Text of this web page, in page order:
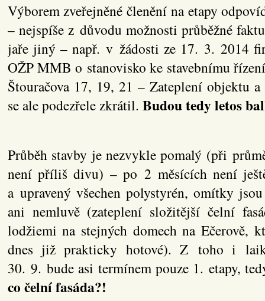
Výborem zveřejněné členění na etapy
– nejspíše z důvodu možnosti průběžné
jaře jiný – např. v žádosti ze 17. 3. 2014
OŽP MMB o stanovisko ke stavebnímu
Štouračova 17, 19, 21 – Zateplení objektu
se ale podezřele zkrátil. Budou tedy letos
Průběh stavby je nezvykle pomalý (při
není příliš divu) – po 2 měsících není
a upravený všechen polystyrén, omítky
ani nemluvě (zateplení složitější čelní
lodžiemi na stejných domech na Ečerově,
dnes již prakticky hotové). Z toho i
30. 9. bude asi termínem pouze 1. etapy,
co čelní fasáda?!